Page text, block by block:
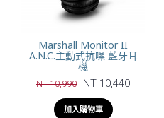
Marshall Monitor II
A.N.C.主動式抗噪 藍牙耳
機
NT 10,990 NT 10,440
加入購物車